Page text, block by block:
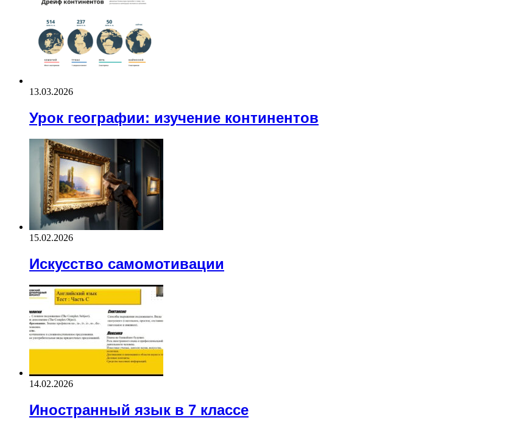
13.03.2026
Урок географии: изучение континентов
15.02.2026
Искусство самомотивации
14.02.2026
Иностранный язык в 7 классе